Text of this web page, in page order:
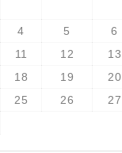
Медицинская
4 5 6
11 12 13
18 19 20
25 26 27